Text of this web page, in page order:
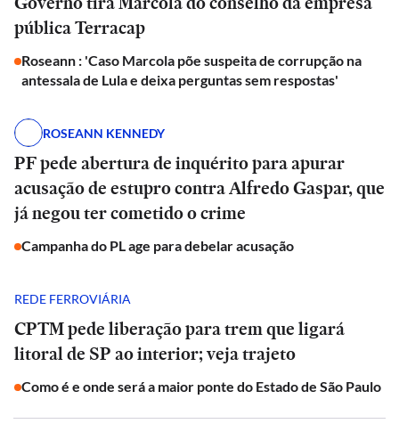
pública Terracap
Roseann : 'Caso Marcola põe suspeita de corrupção na
antessala de Lula e deixa perguntas sem respostas'
ROSEANN KENNEDY
PF pede abertura de inquérito para apurar
acusação de estupro contra Alfredo Gaspar, que
já negou ter cometido o crime
Campanha do PL age para debelar acusação
REDE FERROVIÁRIA
CPTM pede liberação para trem que ligará
litoral de SP ao interior; veja trajeto
Como é e onde será a maior ponte do Estado de São Paulo